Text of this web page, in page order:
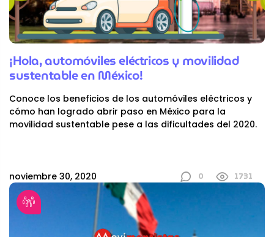
¡Hola, automóviles eléctricos y movilidad
sustentable en México!
Conoce los beneficios de los automóviles eléctricos y
cómo han logrado abrir paso en México para la
movilidad sustentable pese a las dificultades del 2020.
noviembre 30, 2020 0 1731